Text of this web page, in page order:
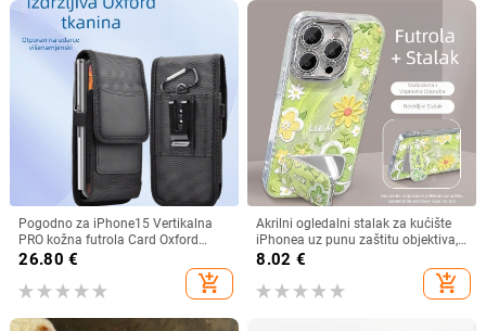
Pogodno za iPhone15 Vertikalna
PRO kožna futrola Card Oxford
tkanina Najlonska tkanina Remen
26.80 €
add_shopping_cart
Akrilni ogledalni stalak za kućište
iPhonea uz punu zaštitu objektiva,
Cartoon INS stil
8.02 €
add_shopping_cart